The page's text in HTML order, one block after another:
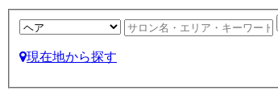
現在地から探す